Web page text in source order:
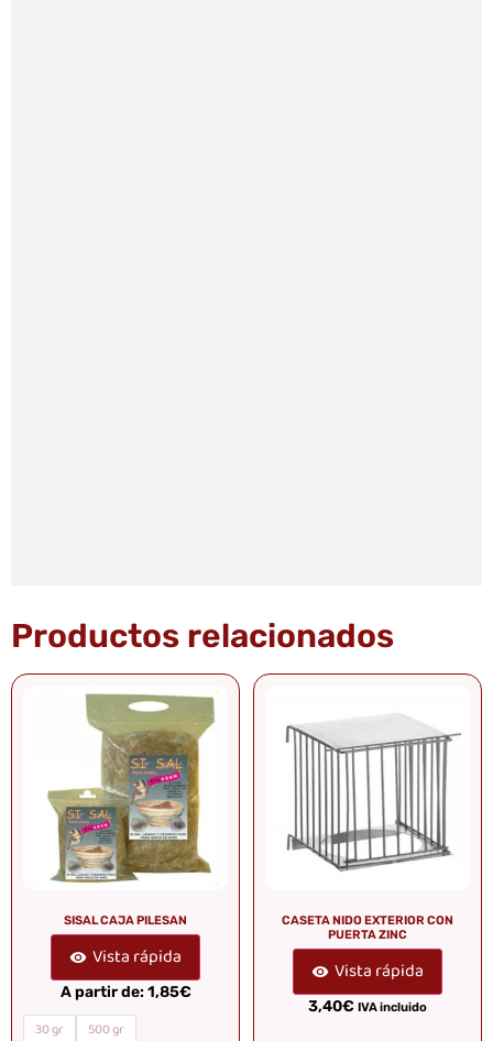
Productos relacionados
SISAL CAJA PILESAN
Vista rápida
A partir de:1,85€
30 gr 500 gr
CASETA NIDO EXTERIOR CON
PUERTA ZINC
Vista rápida
3,40€ IVA incluido